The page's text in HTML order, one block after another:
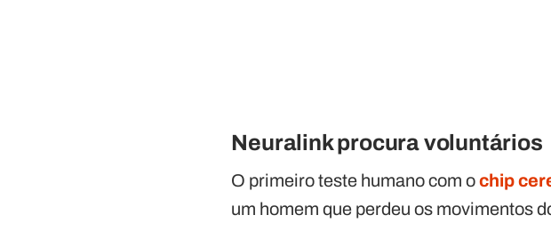
Neuralink procura voluntários
O primeiro teste humano com ochip
um homem que perdeu os movimentos